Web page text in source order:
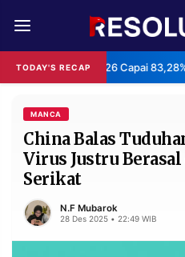
TODAY'S RECAP
Capai 83,28%, Kategori Sangat
REDAKSI TENTANG
RESOLUSI IKLAN
RUBRIKASI
EDITORIAL
FINANSIA PERSONA
DAERAH NASIONAL
MANCA
China Balas
Virus Justru
Serikat
N.F Mubarok
28 Des 2025 • 22:49 WIB